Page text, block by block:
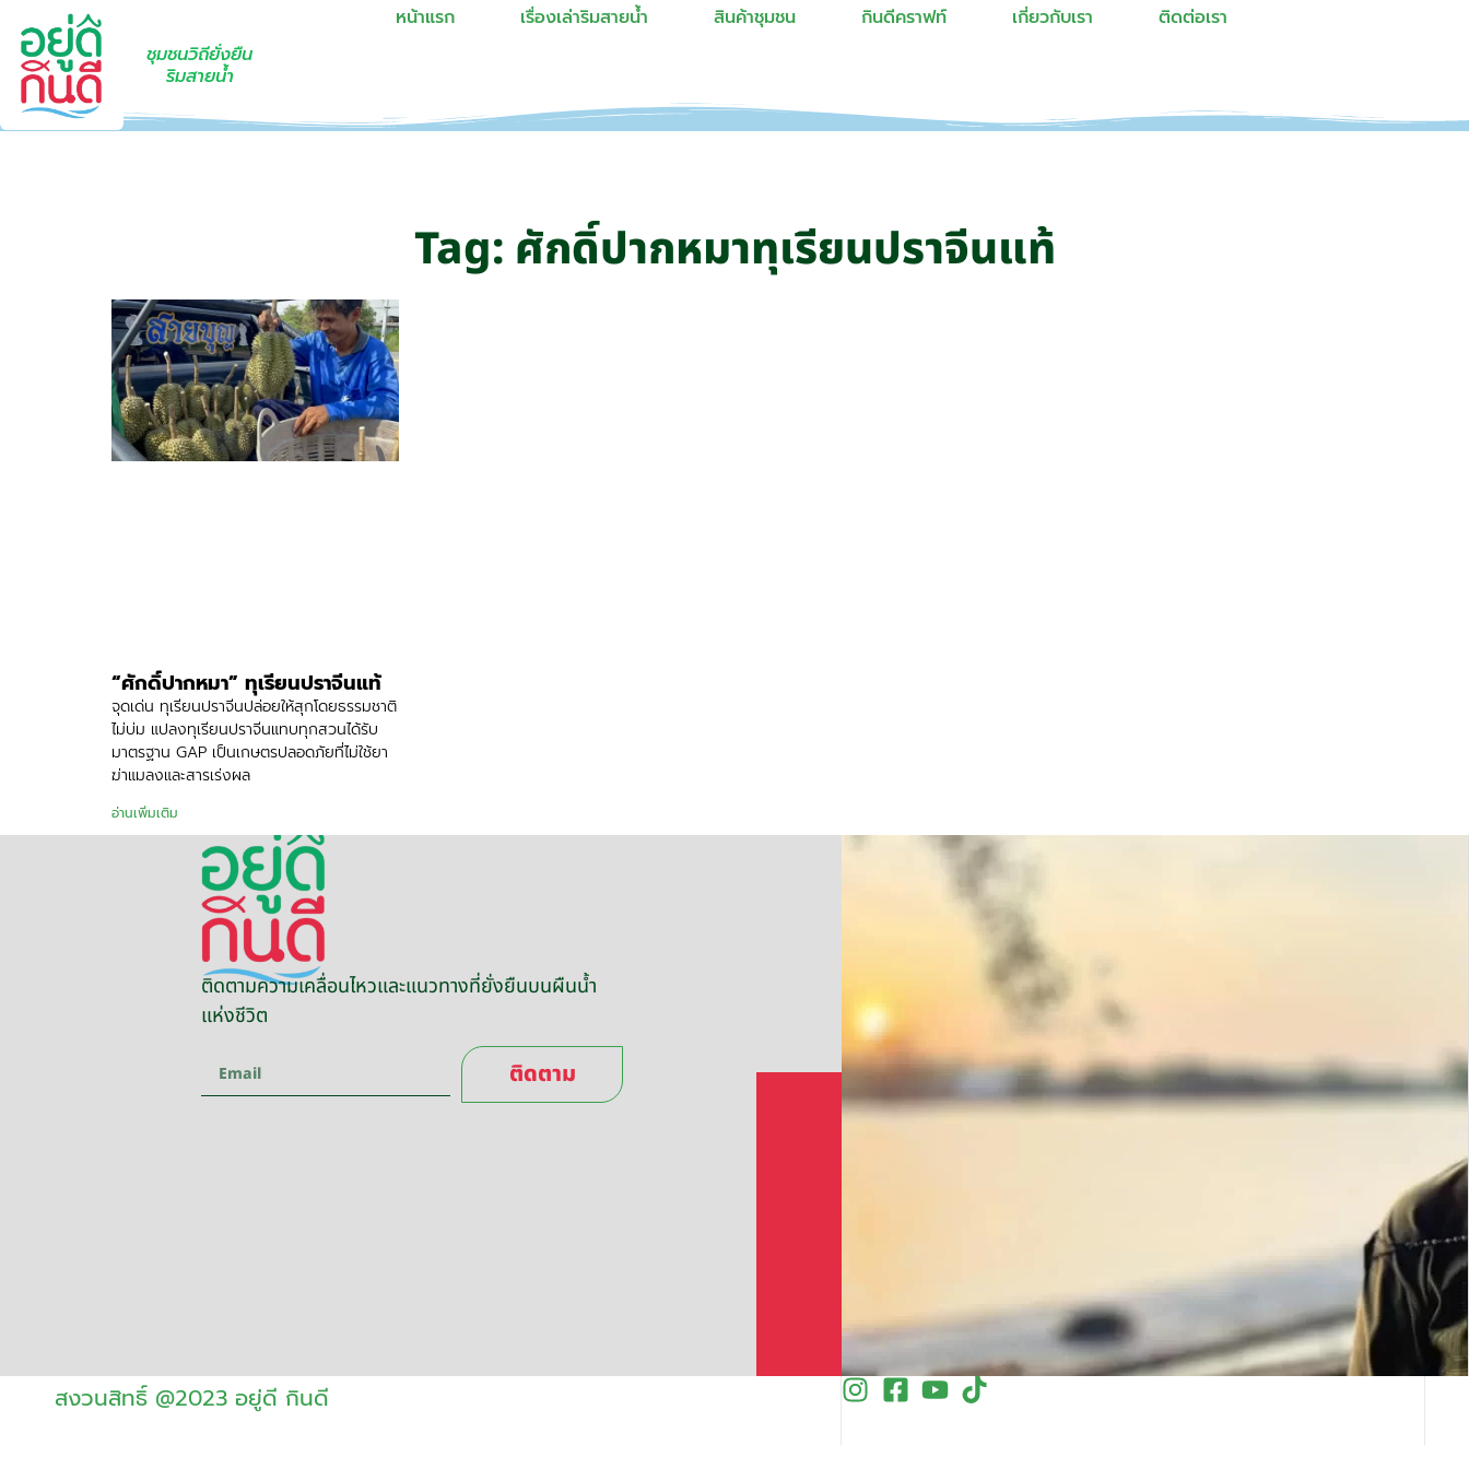
ชุมชนวิถียั่งยืน
ริมสายน้ำ
หน้าแรก เรื่องเล่าริมสายน้ำ สินค้าชุมชน กินดีคราฟท์ เกี่ยวกับเรา ติดต่อเรา
Tag: ศักดิ์ปากหมาทุเรียนปราจีนแท้
“ศักดิ์ปากหมา” ทุเรียนปราจีนแท้
จุดเด่น ทุเรียนปราจีนปล่อยให้สุกโดยธรรมชาติ
ไม่บ่ม แปลงทุเรียนปราจีนแทบทุกสวนได้รับ
มาตรฐาน GAP เป็นเกษตรปลอดภัยที่ไม่ใช้ยา
ฆ่าแมลงและสารเร่งผล
อ่านเพิ่มเติม
ติดตามความเคลื่อนไหวและแนวทางที่ยั่งยืนบนผืนน้ำ
แห่งชีวิต
ติดตาม
สงวนสิทธิ์ @2023 อยู่ดี กินดี